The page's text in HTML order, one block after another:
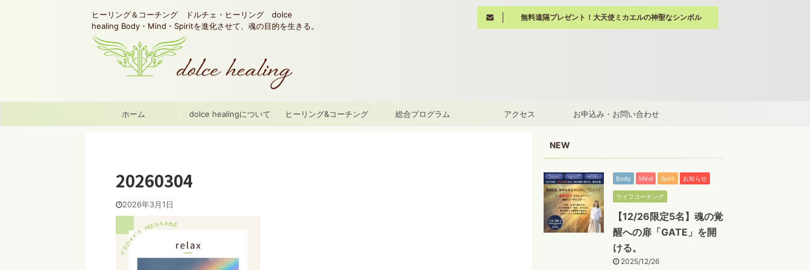
ヒーリング＆コーチング ドルチェ・ヒーリング dolce
healing Body・Mind・Spiritを進化させて、魂の目的を生きる。
無料遠隔プレゼント！大天使ミカエルの神聖なシンボル
ホーム dolce healingについて ヒーリング&コーチング 総合プログラム アクセス お申込み・お問い合わせ
20260304
2026年3月1日
NEW
Body Mind Spirit お知らせ
ライフコーチング
【12/26限定5名】魂の覚
醒への扉「GATE」を開
ける。
2025/12/26